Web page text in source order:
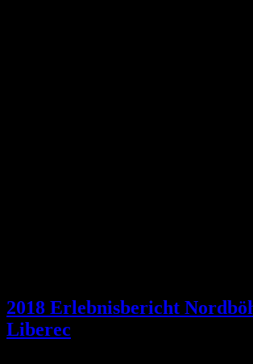
2018 Erlebnisbericht
Liberec